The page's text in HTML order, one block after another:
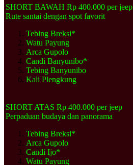
SHORT BAWAH Rp 400.000 per jeep
Rute santai dengan spot favorit
Tebing Breksi*
Watu Payung
Arca Gupolo
Candi Banyunibo*
Tebing Banyunibo
Kali Plengkung
SHORT ATAS Rp 400.000 per jeep
Perpaduan budaya dan panorama
Tebing Breksi*
Arca Gupolo
Candi Ijo*
Watu Payung